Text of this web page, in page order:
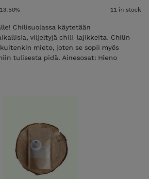
11 in stock
Chilisuolassa käytetään
viljeltyjä chili-lajikkeita. Chilin
mieto, joten se sopii myös
tulisesta pidä. Ainesosat: Hieno